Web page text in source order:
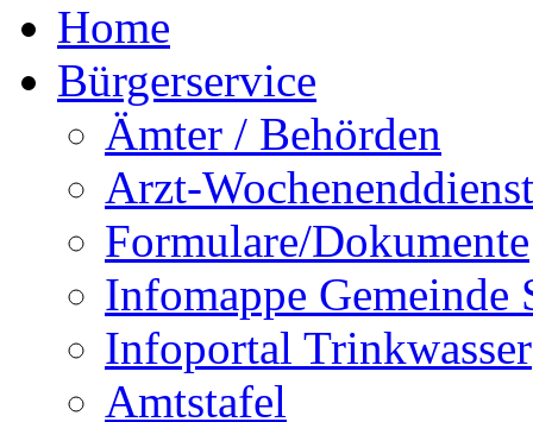
Home
Bürgerservice
Ämter / Behörden
Arzt-
Formulare/Dokumente
Infomappe Gemeinde
Infoportal Trinkwasser
Amtstafel